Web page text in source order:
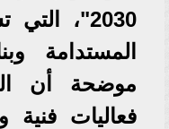
2030"،
المستدامة
موضحة أن
فعاليات فنية